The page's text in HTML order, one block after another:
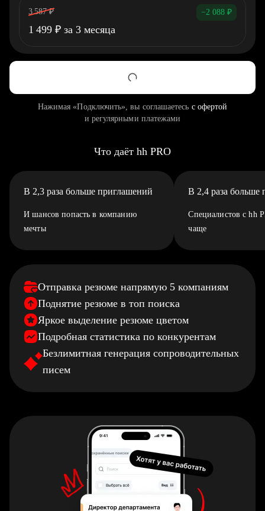
3 587 ₽ −2 088 ₽
1 499 ₽ за 3 месяца
Нажимая «Подключить», вы соглашаетесь с офертой
и регулярными платежами
Что даёт hh PRO
В 2,3 раза больше приглашений
И шансов попасть в компанию
мечты
В 2,4 раза больше
Специалистов с hh
чаще
Отправка резюме напрямую 5 компаниям
Поднятие резюме в топ поиска
Яркое выделение резюме цветом
Подробная статистика по конкурентам
Безлимитная генерация сопроводительных
писем